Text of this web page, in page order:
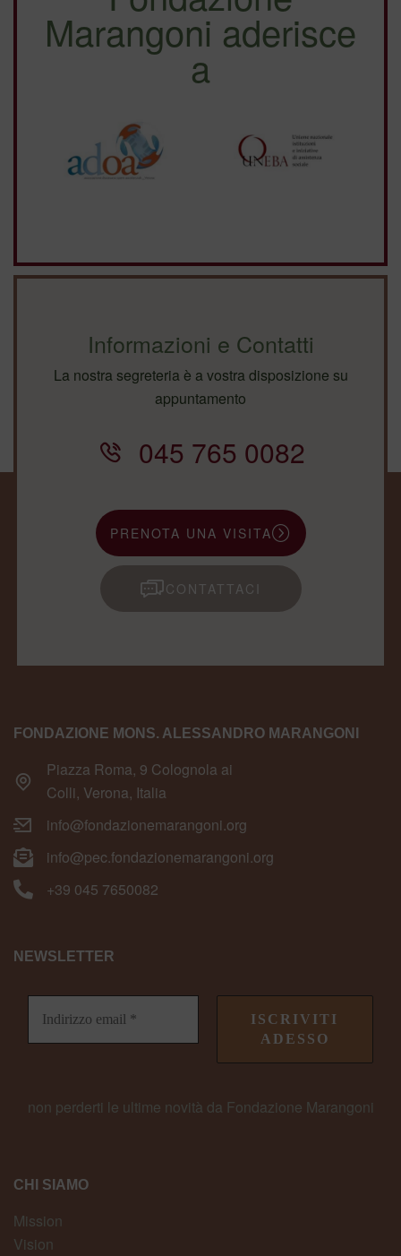
Marangoni aderisce
a
Informazioni e Contatti
La nostra segreteria è a vostra disposizione su
appuntamento
045 765 0082
PRENOTA UNA VISITA
CONTATTACI
FONDAZIONE MONS. ALESSANDRO MARANGONI
Piazza Roma, 9 Colognola ai
Colli, Verona, Italia
info@fondazionemarangoni.org
info@pec.fondazionemarangoni.org
+39 045 7650082
CHI SIAMO
Mission
Vision
NEWSLETTER
non perderti le ultime novità da Fondazione Marangoni